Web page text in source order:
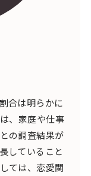
合は明らかに
、家庭や仕事
の調査結果が
していること
ては、恋愛関